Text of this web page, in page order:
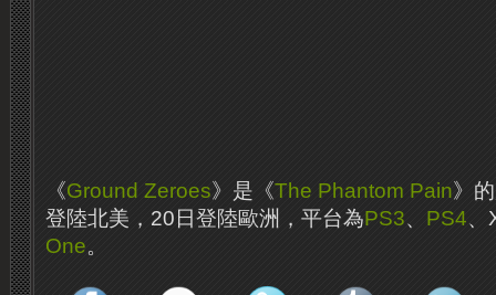
《Ground Zeroes》是《The Phantom Pain》
登陸北美，20日登陸歐洲，平台為PS3、 PS4、
One。